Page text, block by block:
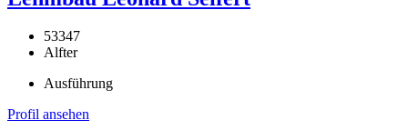
53347
Alfter
Ausführung
Profil ansehen